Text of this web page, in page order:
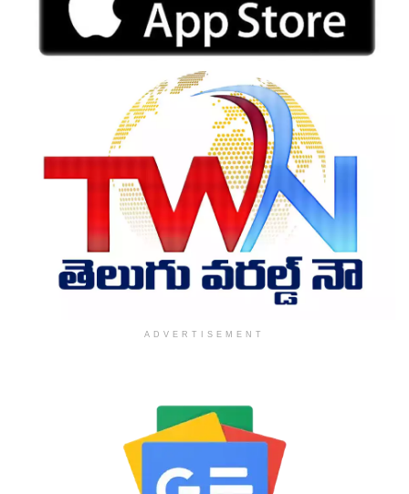
ADVERTISEMENT